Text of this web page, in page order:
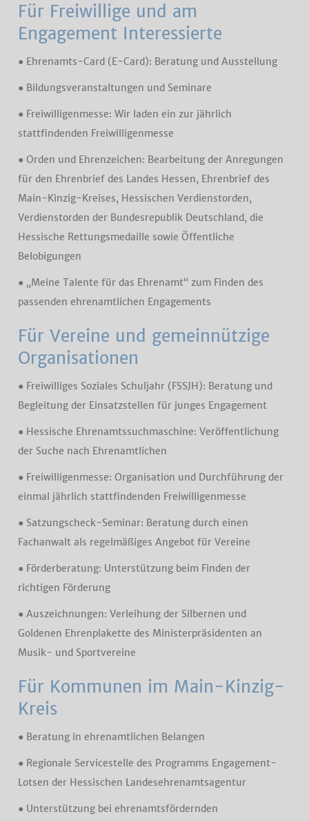
Für Freiwillige und am
Engagement Interessierte
● Ehrenamts-Card (E-Card): Beratung und Ausstellung
● Bildungsveranstaltungen und Seminare
● Freiwilligenmesse: Wir laden ein zur jährlich
stattfindenden Freiwilligenmesse
● Orden und Ehrenzeichen: Bearbeitung der Anregungen
für den Ehrenbrief des Landes Hessen, Ehrenbrief des
Main-Kinzig-Kreises, Hessischen Verdienstorden,
Verdienstorden der Bundesrepublik Deutschland, die
Hessische Rettungsmedaille sowie Öffentliche
Belobigungen
● „Meine Talente für das Ehrenamt“ zum Finden des
passenden ehrenamtlichen Engagements
Für Vereine und gemeinnützige
Organisationen
● Freiwilliges Soziales Schuljahr (FSSJH): Beratung und
Begleitung der Einsatzstellen für junges Engagement
● Hessische Ehrenamtssuchmaschine: Veröffentlichung
der Suche nach Ehrenamtlichen
● Freiwilligenmesse: Organisation und Durchführung der
einmal jährlich stattfindenden Freiwilligenmesse
● Satzungscheck-Seminar: Beratung durch einen
Fachanwalt als regelmäßiges Angebot für Vereine
● Förderberatung: Unterstützung beim Finden der
richtigen Förderung
● Auszeichnungen: Verleihung der Silbernen und
Goldenen Ehrenplakette des Ministerpräsidenten an
Musik- und Sportvereine
Für Kommunen im Main-Kinzig-
Kreis
● Beratung in ehrenamtlichen Belangen
● Regionale Servicestelle des Programms Engagement-
Lotsen der Hessischen Landesehrenamtsagentur
● Unterstützung bei ehrenamtsfördernden